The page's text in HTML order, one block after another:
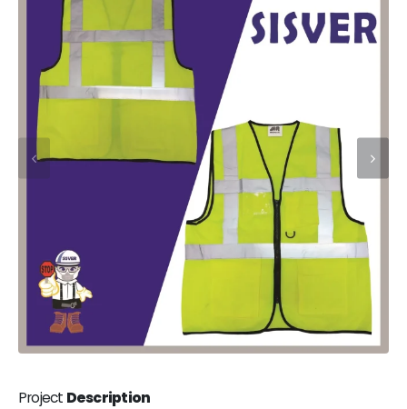
Project Description